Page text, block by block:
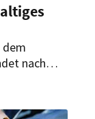
dem
nach